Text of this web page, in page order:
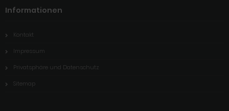
Informationen
Kontakt
Impressum
Privatsphäre und Datenschutz
Sitemap